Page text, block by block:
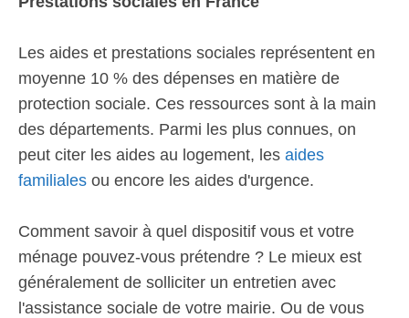
Les aides et prestations sociales représentent en
moyenne 10 % des dépenses en matière de
protection sociale. Ces ressources sont à la main
des départements. Parmi les plus connues, on
peut citer les aides au logement, les aides
familiales ou encore les aides d'urgence.
Comment savoir à quel dispositif vous et votre
ménage pouvez-vous prétendre ? Le mieux est
généralement de solliciter un entretien avec
l'assistance sociale de votre mairie. Ou de vous